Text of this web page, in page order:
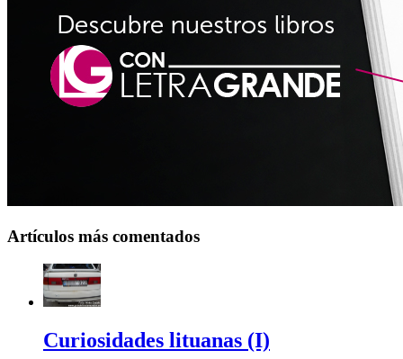
Artículos más comentados
Curiosidades lituanas (I)